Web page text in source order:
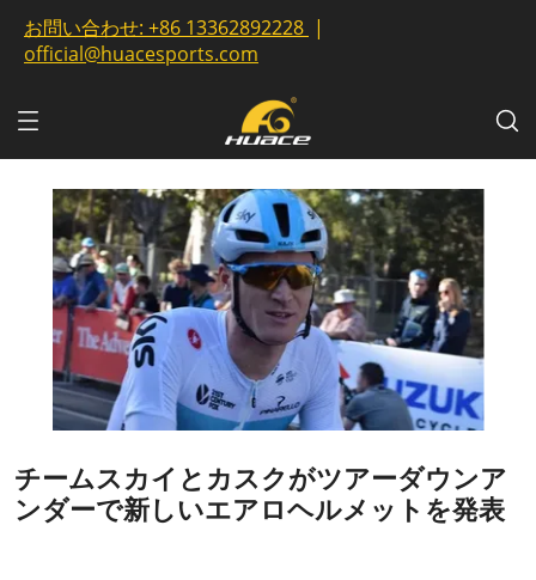
お問い合わせ: +86 13362892228 |
official@huacesports.com
チームスカイとカスクがツアーダウンア
ンダーで新しいエアロヘルメットを発表